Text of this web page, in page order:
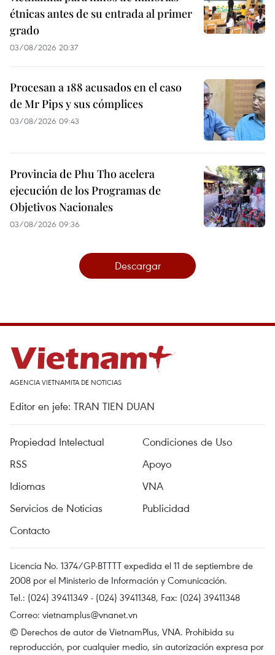
étnicas antes de su entrada al primer
grado
03/08/2026 20:37
Procesan a 188 acusados en el caso
de Mr Pips y sus cómplices
03/08/2026 09:43
Provincia de Phu Tho acelera
ejecución de los Programas de
Objetivos Nacionales
03/08/2026 09:36
Descargar
AGENCIA VIETNAMITA DE NOTICIAS
Editor en jefe: TRAN TIEN DUAN
Propiedad Intelectual
Condiciones de Uso
RSS
Apoyo
Idiomas
VNA
Servicios de Noticias
Publicidad
Contacto
Licencia No. 1374/GP-BTTTT expedida el 11 de septiembre de
2008 por el Ministerio de Información y Comunicación.
Tel.: (024) 39411349 - (024) 39411348, Fax: (024) 39411348
Correo: vietnamplus@vnanet.vn
© Derechos de autor de VietnamPlus, VNA. Prohibida su
reproducción, por cualquier medio, sin autorización expresa por